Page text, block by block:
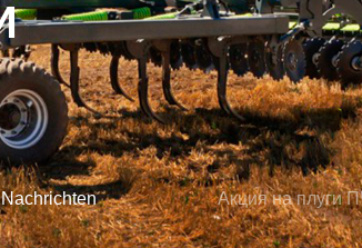
Nachrichten Акция на плуги